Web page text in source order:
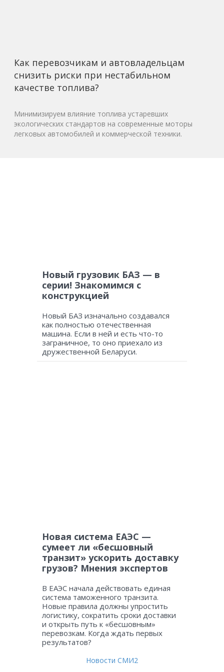
Как перевозчикам и автовладельцам
снизить риски при нестабильном
качестве топлива?
Минимизируем влияние топлива устаревших
экологических стандартов на современные моторы
легковых автомобилей и коммерческой техники.
Новый грузовик БАЗ — в
серии! Знакомимся с
конструкцией
Новый БАЗ изначально создавался
как полностью отечественная
машина. Если в ней и есть что-то
заграничное, то оно приехало из
дружественной Беларуси.
Новая система ЕАЭС —
сумеет ли «бесшовный
транзит» ускорить доставку
грузов? Мнения экспертов
В ЕАЭС начала действовать единая
система таможенного транзита.
Новые правила должны упростить
логистику, сократить сроки доставки
и открыть путь к «бесшовным»
перевозкам. Когда ждать первых
результатов?
Новости СМИ2